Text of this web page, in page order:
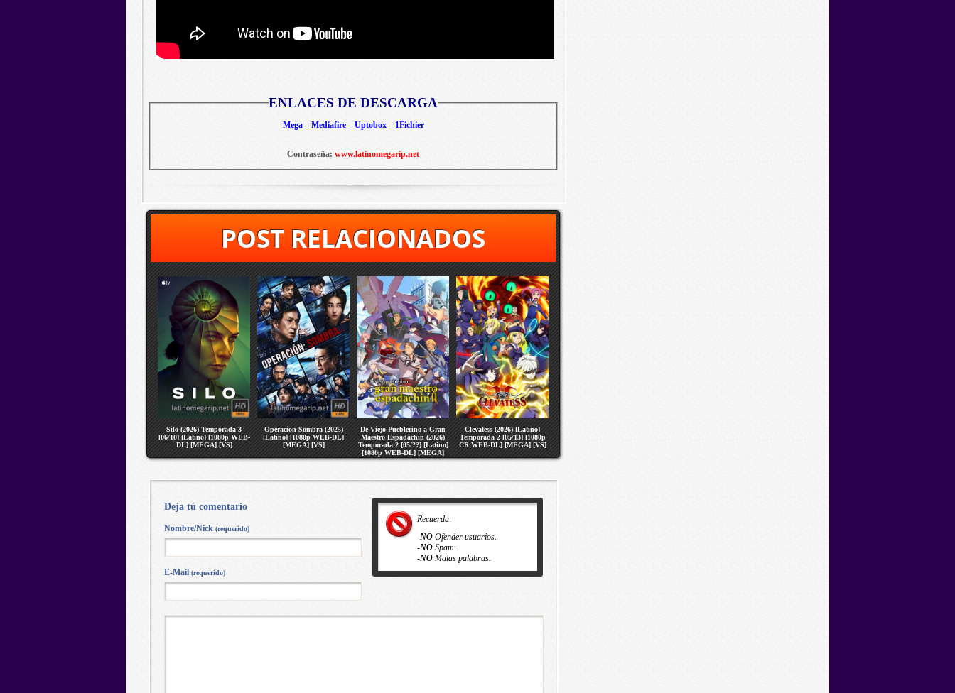
ENLACES DE DESCARGA
Mega – Mediafire – Uptobox – 1Fichier
Contraseña: www.latinomegarip.net
POST RELACIONADOS
Silo (2026) Temporada 3
[06/10] [Latino] [1080p WEB-
DL] [MEGA] [VS]
Operacion Sombra (2025)
[Latino] [1080p WEB-DL]
[MEGA] [VS]
De Viejo Pueblerino a Gran
Maestro Espadachin (2026)
Temporada 2 [05/??] [Latino]
[1080p WEB-DL] [MEGA]
[VS]
Clevatess (2026) [Latino]
Temporada 2 [05/13] [1080p
CR WEB-DL] [MEGA] [VS]
Recuerda:
-NO Ofender usuarios.
-NO Spam.
-NO Malas palabras.
Deja tú comentario
Nombre/Nick (requerido)
E-Mail (requerido)